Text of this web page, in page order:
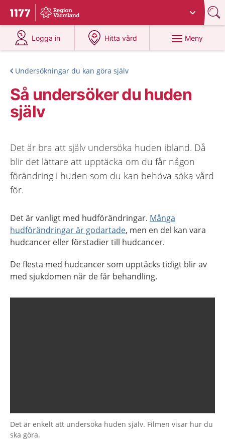
Till startsidan för 1177
Du har valt region
Logga in
på 1177.se
Hitta vård
på 1177.se
Meny
Undersökningar du kan göra själv
Så undersöker du huden
själv
Det är bra att själv undersöka huden ibland. Då
blir det lättare att upptäcka om du får någon
förändring i huden som du kan behöva söka vård
för.
Det är vanligt med hudförändringar. Många
hudförändringar är godartade, men en del kan vara
hudcancer eller förstadier till hudcancer.
De flesta med hudcancer som upptäcks tidigt blir av
med sjukdomen när de får behandling.
Det är enkelt att undersöka huden själv. Filmen visar hur du
ska göra.